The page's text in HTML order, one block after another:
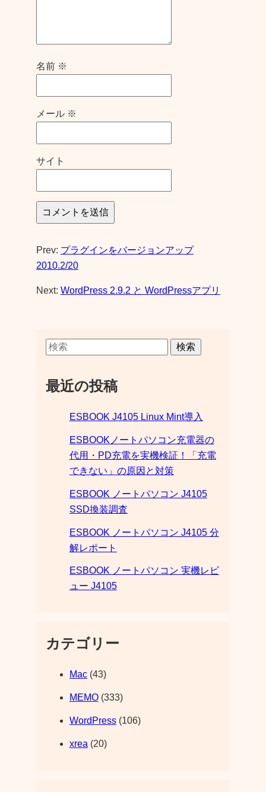
名前 ※
メール ※
サイト
Prev: プラグインをバージョンアップ
2010.2/20
Next: WordPress 2.9.2 と WordPressアプリ
検索
最近の投稿
ESBOOK J4105 Linux Mint導入
ESBOOKノートパソコン充電器の
代用・PD充電を実機検証！「充電
できない」の原因と対策
ESBOOK ノートパソコン J4105
SSD換装調査
ESBOOK ノートパソコン J4105 分
解レポート
ESBOOK ノートパソコン 実機レビ
ュー J4105
カテゴリー
Mac(43)
MEMO(333)
WordPress(106)
xrea (20)